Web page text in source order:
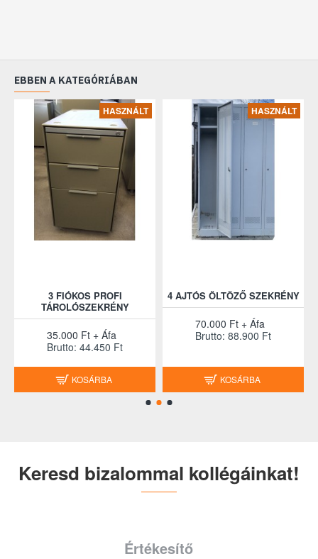
EBBEN A KATEGÓRIÁBAN
HASZNÁLT
3 FIÓKOS PROFI
TÁROLÓSZEKRÉNY
35.000 Ft + Áfa
Brutto: 44.450 Ft
KOSÁRBA
HASZNÁLT
4 AJTÓS ÖLTÖZŐ SZEKRÉNY
70.000 Ft + Áfa
Brutto: 88.900 Ft
KOSÁRBA
Keresd bizalommal kollégáinkat!
Értékesítő